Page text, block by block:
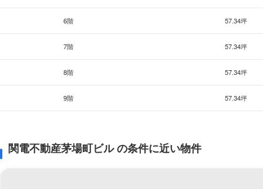
6階 57.34坪
7階 57.34坪
8階 57.34坪
9階 57.34坪
関電不動産茅場町ビル の条件に近い物件